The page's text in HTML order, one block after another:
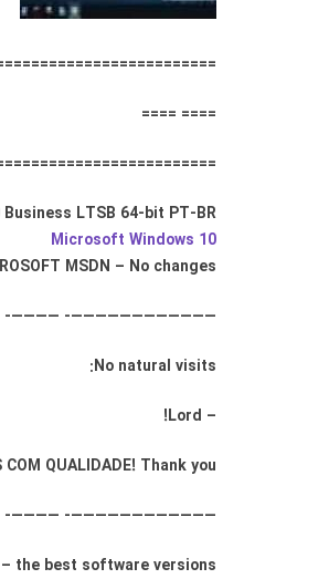
= ====
==== ====
=== = ====
LTSB 64-bit PT-BR.
Microsoft Windows 10
MSDN – No changes.
————- – —————
No natural visits:
– Lord!
QUALIDADE! Thank you!
————- – —————
the best software versions!